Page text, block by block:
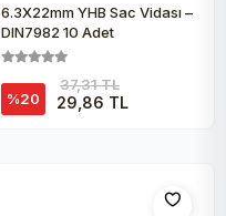
6.3X22mm YHB Sac Vidası –
DIN7982 10 Adet
%20
37,31 TL
29,86 TL